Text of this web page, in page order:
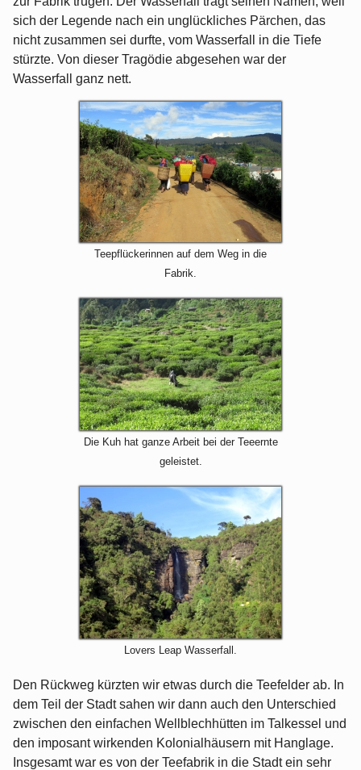
sich der Legende nach ein unglückliches Pärchen, das
nicht zusammen sei durfte, vom Wasserfall in die Tiefe
stürzte. Von dieser Tragödie abgesehen war der
Wasserfall ganz nett.
Teepflückerinnen auf dem Weg in die
Fabrik.
Die Kuh hat ganze Arbeit bei der Teeernte
geleistet.
Lovers Leap Wasserfall.
Den Rückweg kürzten wir etwas durch die Teefelder ab. In
dem Teil der Stadt sahen wir dann auch den Unterschied
zwischen den einfachen Wellblechhütten im Talkessel und
den imposant wirkenden Kolonialhäusern mit Hanglage.
Insgesamt war es von der Teefabrik in die Stadt ein sehr